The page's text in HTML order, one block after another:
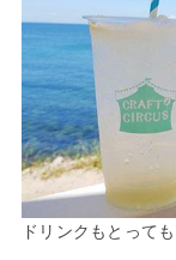
ドリンクもとって